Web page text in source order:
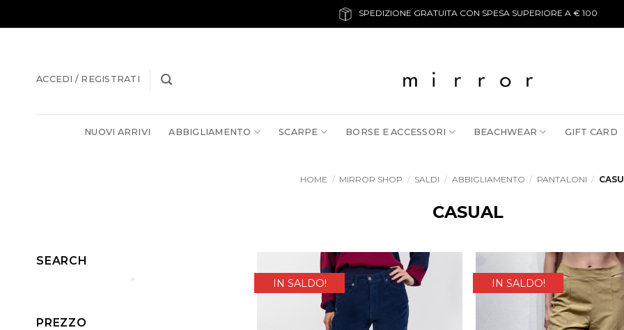
ai
SPEDIZIONE GRATUITA CON SPESA SUPERIORE A € 100
ACCEDI / REGISTRATI
NUOVI ARRIVI ABBIGLIAMENTO SCARPE BORSE E ACCESSORI BEACHWEAR GIFT CARD
CASUAL
HOME / MIRROR SHOP / SALDI / ABBIGLIAMENTO / PANTALONI /
SEARCH
PREZZO
IN SALDO! IN SALDO!